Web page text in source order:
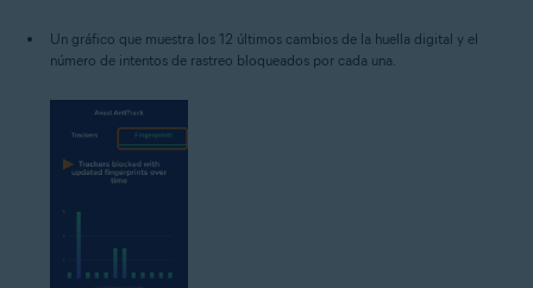
Un gráfico que muestra los 12 últimos cambios de la huella digital y el
número de intentos de rastreo bloqueados por cada una.